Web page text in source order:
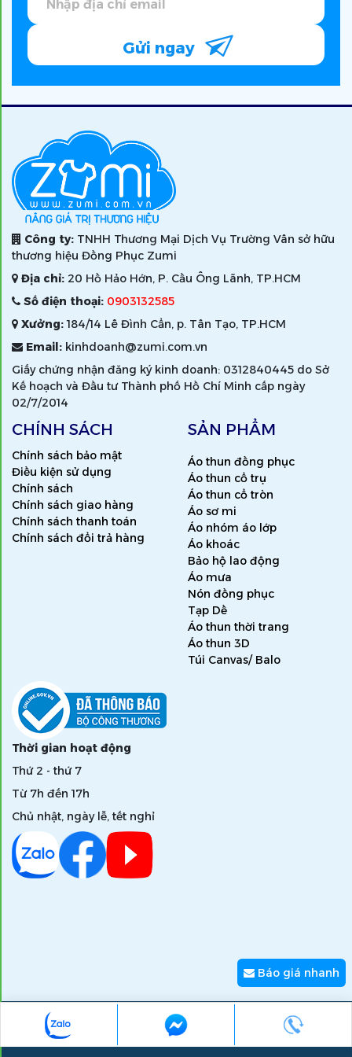
Gửi ngay
Công ty: TNHH Thương Mại Dịch Vụ Trường Vân sở hữu
thương hiệu Đồng Phục Zumi
Địa chỉ: 20 Hồ Hảo Hớn, P. Cầu Ông Lãnh, TP.HCM
Số điện thoại: 0903132585
Xưởng:184/14 Lê Đình Cẩn, p. Tân Tạo, TP.HCM
Email: kinhdoanh@zumi.com.vn
Giấy chứng nhận đăng ký kinh doanh: 0312840445 do Sở
Kế hoạch và Đầu tư Thành phố Hồ Chí Minh cấp ngày
02/7/2014
CHÍNH SÁCH
Chính sách bảo mật
Điều kiện sử dụng
Chính sách
Chính sách giao hàng
Chính sách thanh toán
Chính sách đổi trả hàng
SẢN PHẨM
Áo thun đồng phục
Áo thun cổ trụ
Áo thun cổ tròn
Áo sơ mi
Áo nhóm áo lớp
Áo khoác
Bảo hộ lao động
Áo mưa
Nón đồng phục
Tạp Dề
Áo thun thời trang
Áo thun 3D
Túi Canvas/ Balo
Thời gian hoạt động
Thứ 2 - thứ 7
Từ 7h đến 17h
Chủ nhật, ngày lễ, tết nghỉ
Copyright © 2026 zumi.com.vn - Giải pháp nâng tầm giá trị
thương hiệu
Báo giá nhanh